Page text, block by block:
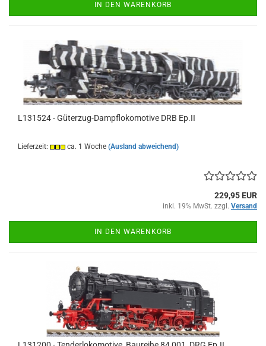
IN DEN WARENKORB
L131524 - Güterzug-Dampflokomotive DRB Ep.II
Lieferzeit: ca. 1 Woche (Ausland abweichend)
229,95 EUR
inkl. 19% MwSt. zzgl. Versand
IN DEN WARENKORB